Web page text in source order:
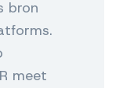
bron
meet